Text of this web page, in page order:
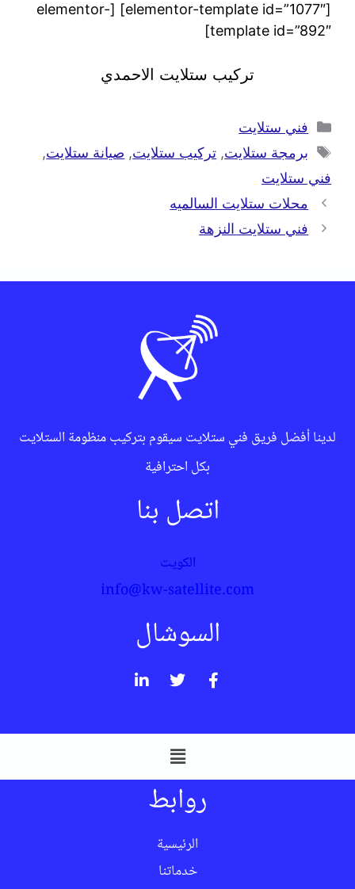
[elementor-template id=”1077″] [elementor-
template id=”892″]
تركيب ستلايت الاحمدي
فني ستلايت
برمجة ستلايت, تركيب ستلايت, صيانة ستلايت,
فني ستلايت
محلات ستلايت السالميه
فني ستلايت النزهة
لدينا أفضل فريق فني ستلايت سيقوم بتركيب منظومة الستلايت
بكل احترافية
اتصل بنا
الكويت
info@kw-satellite.com
السوشال
روابط
الرئيسية
خدماتنا